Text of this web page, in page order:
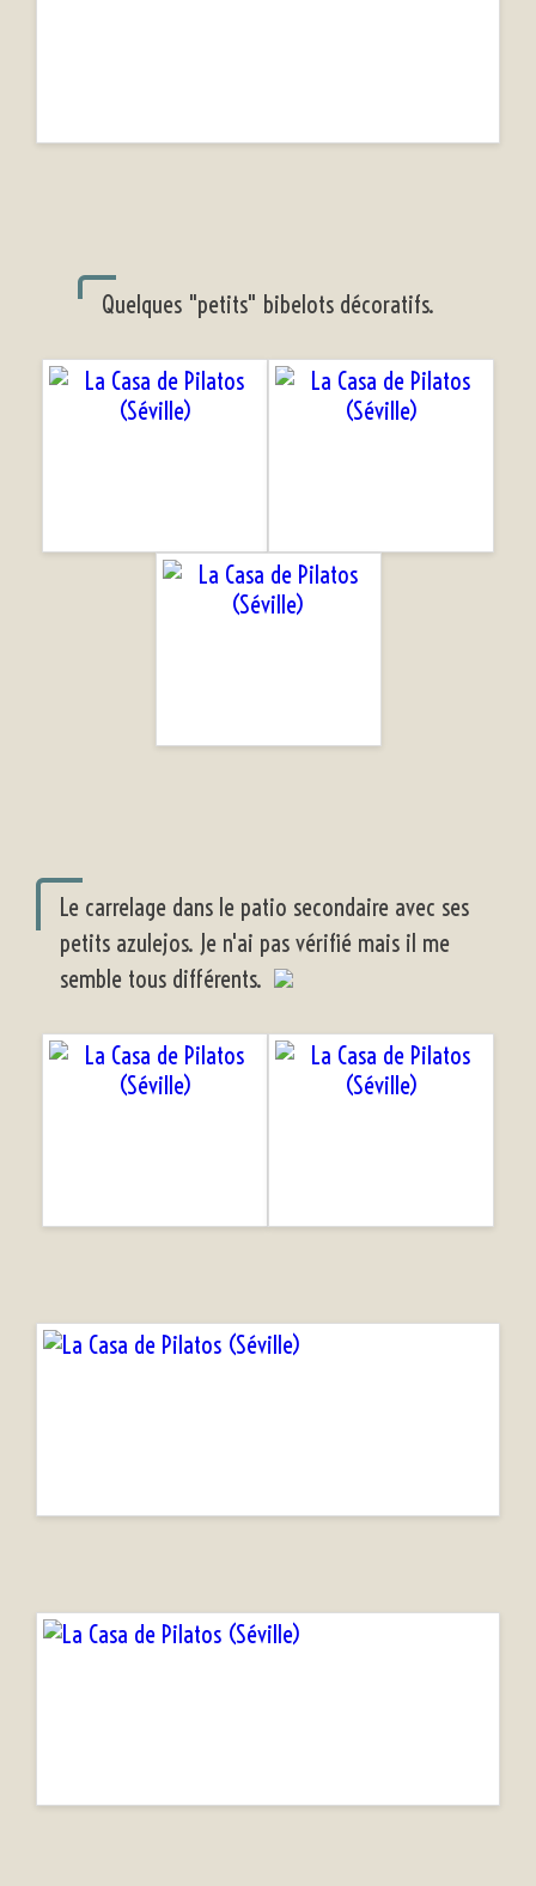
Quelques "petits" bibelots décoratifs.
Le carrelage dans le patio secondaire avec ses
petits azulejos. Je n'ai pas vérifié mais il me
semble tous différents.